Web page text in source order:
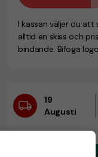
I kassan väljer du
alltid en skiss och
bindande. Bifoga
19
Augusti